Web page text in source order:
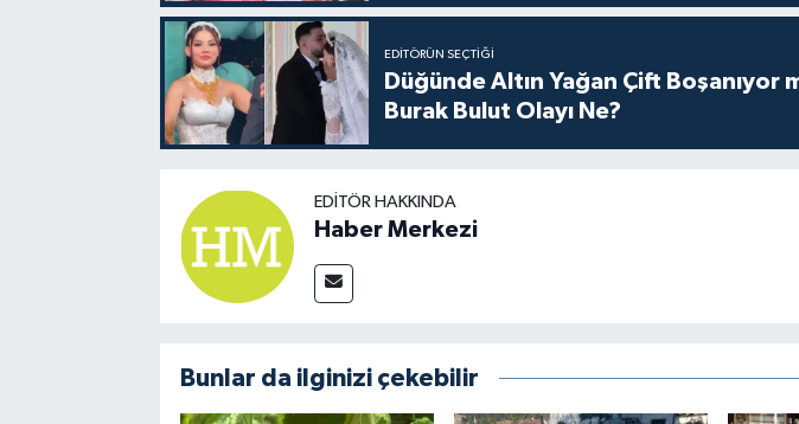
EDITÖRÜN SEÇTIĞI
Düğünde Altın Yağan Çift Boşanıyor
Burak Bulut Olayı Ne?
EDITÖR HAKKINDA
Haber Merkezi
Bunlar da ilginizi çekebilir